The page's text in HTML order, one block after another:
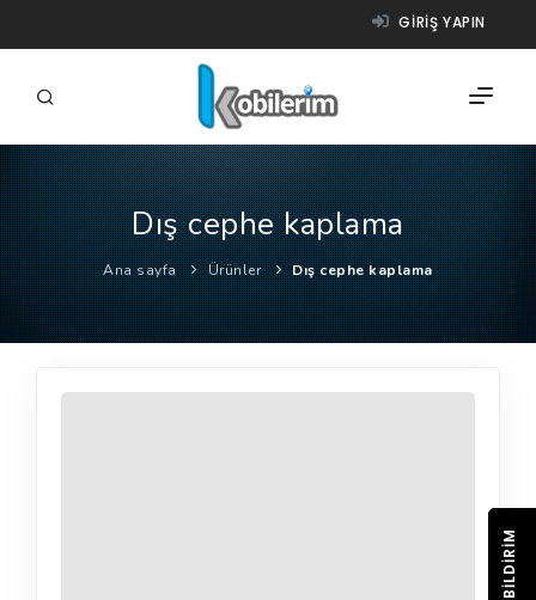
GIRIŞ YAPIN
FIRMALAR
ÜRÜNLER
NASIL ÇALIŞIR?
YARDIM
Dış cephe kaplama
Ana sayfa Ürünler Dış cephe kaplama
BILDIRIM